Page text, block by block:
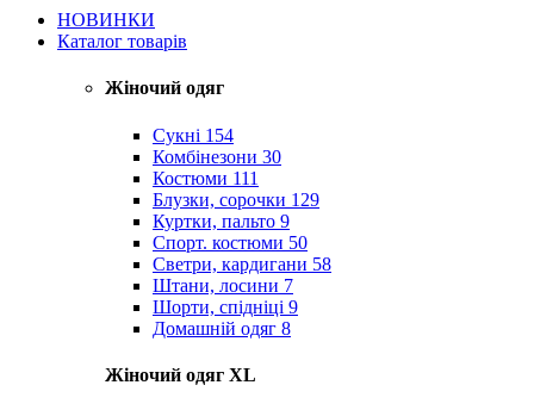
НОВИНКИ
Каталог товарів
Жіночий одяг
Сукні 154
Комбінезони 30
Костюми 111
Блузки, сорочки 129
Куртки, пальто 9
Спорт. костюми 50
Светри, кардигани 58
Штани, лосини 7
Шорти, спідніці 9
Домашній одяг 8
Жіночий одяг XL